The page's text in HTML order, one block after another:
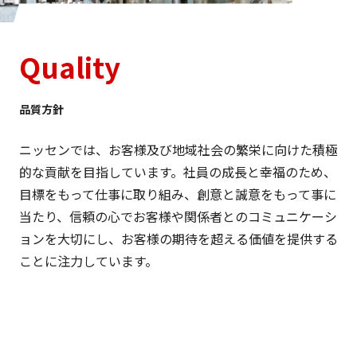
Quality
品質方針
ニッセンでは、お客様及び地域社会の繁栄に向けた積極
的な貢献を目指しています。社員の成長と幸福のため、
目標をもって仕事に取り組み、創意と誠意をもって事に
当たり、信頼の心でお客様や関係者とのコミュニケーシ
ョンを大切にし、お客様の期待を超える価値を提供する
ことに注力しています。